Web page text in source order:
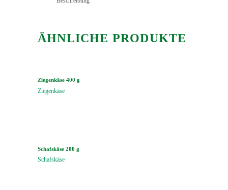
ÄHNLICHE PRODUKTE
Ziegenkäse 400 g
Ziegenkäse
Schafskäse 200 g
Schafskäse